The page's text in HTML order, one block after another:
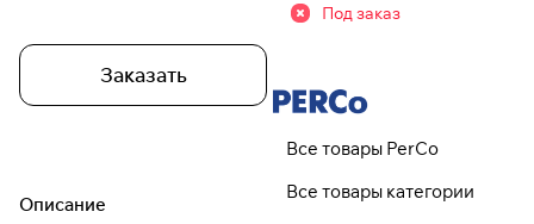
Заказать
Описание
Под заказ
Все товары PerCo
Все товары категории